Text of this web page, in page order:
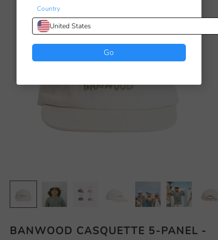
BANWOOD CASQUETTE 5-PANEL -
Country
United States
Go